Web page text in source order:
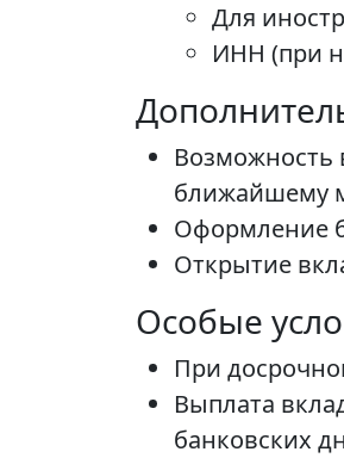
Для
ИНН (при
Возможность
ближайшему
Оформление
Открытие
Особые
При
Выплата
банковских